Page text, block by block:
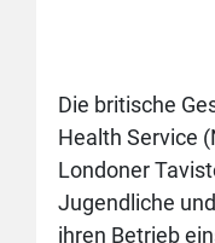
Die britische
Health Service
Londoner
Jugendliche
ihren Betrieb